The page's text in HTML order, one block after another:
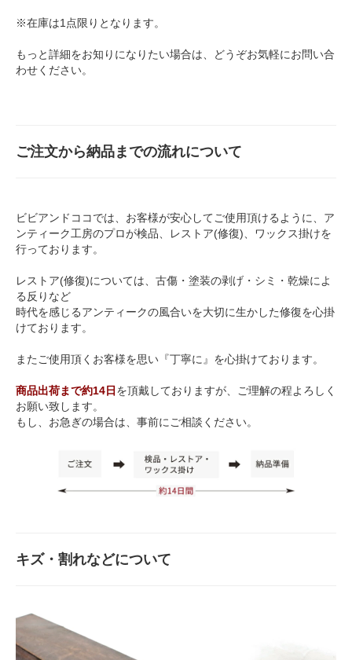
※在庫は1点限りとなります。
もっと詳細をお知りになりたい場合は、どうぞお気軽にお問い合
わせください。
ご注文から納品までの流れについて
ビビアンドココでは、お客様が安心してご使用頂けるように、ア
ンティーク工房のプロが検品、レストア(修復)、ワックス掛けを
行っております。
レストア(修復)については、古傷・塗装の剥げ・シミ・乾燥によ
る反りなど
時代を感じるアンティークの風合いを大切に生かした修復を心掛
けております。
またご使用頂くお客様を思い『丁寧に』を心掛けております。
商品出荷まで約14日 を頂戴しておりますが、ご理解の程よろしく
お願い致します。
もし、お急ぎの場合は、事前にご相談ください。
キズ・割れなどについて